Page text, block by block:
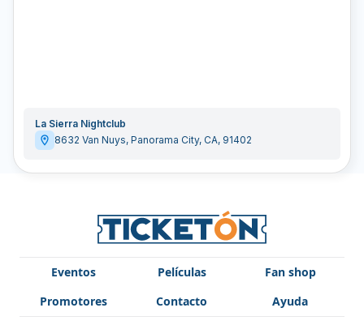
La Sierra Nightclub
8632 Van Nuys, Panorama City, CA, 91402
Eventos Películas
Fan shop
Promotores
Contacto
Ayuda